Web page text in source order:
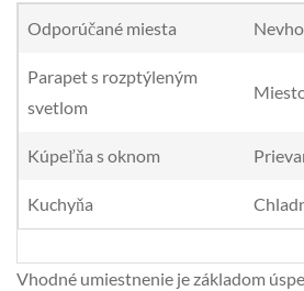
Odporúčané miesta
Parapet s rozptýleným
svetlom
Kúpeľňa s oknom
Kuchyňa
Vhodné umiestnenie je základom